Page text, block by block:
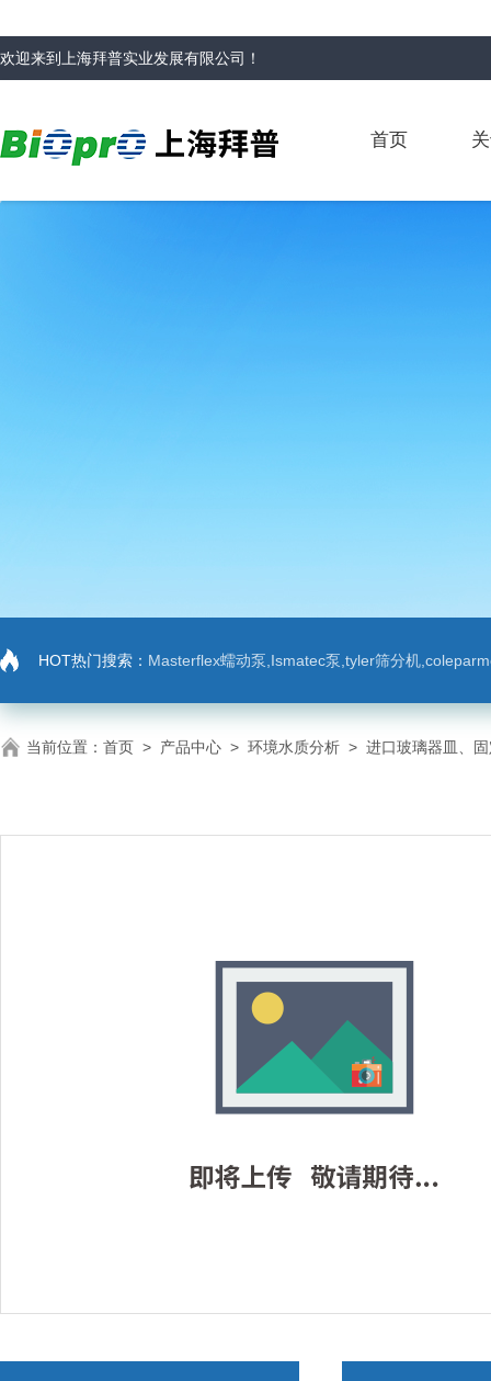
欢迎来到 上海拜普实业发展有限公司 ！
首页
HOT热门搜索： Masterflex蠕动泵,Ismatec泵,tyler筛分机,coleparmer,注射
当前位置： 首页 > 产品中心 > 环境水质分析 > 进口玻璃器皿、